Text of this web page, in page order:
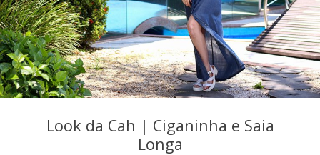
Look da Cah | Ciganinha e Saia
Longa